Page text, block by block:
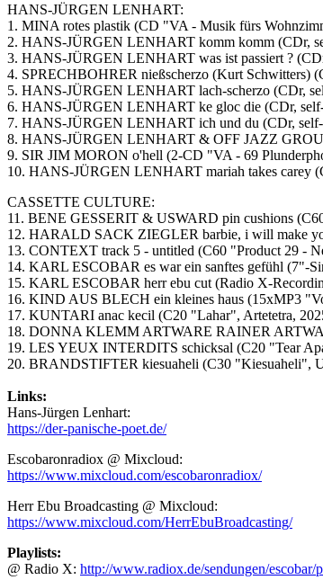
HANS-JÜRGEN LENHART:
1. MINA rotes plastik (CD "VA - Musik fürs
2. HANS-JÜRGEN LENHART komm komm (CDr,
3. HANS-JÜRGEN LENHART was ist passiert ?
4. SPRECHBOHRER nießscherzo (Kurt Schwitters)
5. HANS-JÜRGEN LENHART lach-scherzo (CDr,
6. HANS-JÜRGEN LENHART ke gloc die (CDr, self-
7. HANS-JÜRGEN LENHART ich und du (CDr, self-
8. HANS-JÜRGEN LENHART & OFF JAZZ
9. SIR JIM MORON o'hell (2-CD "VA - 69
10. HANS-JÜRGEN LENHART mariah takes carey
CASSETTE CULTURE:
11. BENE GESSERIT & USWARD pin cushions
12. HARALD SACK ZIEGLER barbie, i will make
13. CONTEXT track 5 - untitled (C60 "Product 29 -
14. KARL ESCOBAR es war ein sanftes gefühl (7"-
15. KARL ESCOBAR herr ebu cut (Radio X-
16. KIND AUS BLECH ein kleines haus (15xMP3
17. KUNTARI anac kecil (C20 "Lahar", Artetetra,
18. DONNA KLEMM ARTWARE RAINER
19. LES YEUX INTERDITS schicksal (C20 "Tear
20. BRANDSTIFTER kiesuaheli (C30 "Kiesuaheli",
Links:
Hans-Jürgen Lenhart:
https://der-panische-poet.de/
Escobaronradiox @ Mixcloud:
https://www.mixcloud.com/escobaronradiox/
Herr Ebu Broadcasting @ Mixcloud:
https://www.mixcloud.com/HerrEbuBroadcasting/
Playlists:
@ Radio X: http://www.radiox.de/sendungen/escobar/